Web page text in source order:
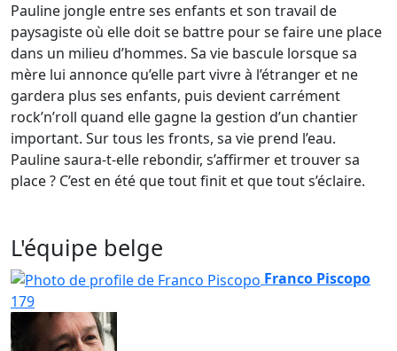
Pauline jongle entre ses enfants et son travail de
paysagiste où elle doit se battre pour se faire une place
dans un milieu d’hommes. Sa vie bascule lorsque sa
mère lui annonce qu’elle part vivre à l’étranger et ne
gardera plus ses enfants, puis devient carrément
rock’n’roll quand elle gagne la gestion d’un chantier
important. Sur tous les fronts, sa vie prend l’eau.
Pauline saura-t-elle rebondir, s’affirmer et trouver sa
place ? C’est en été que tout finit et que tout s’éclaire.
L'équipe belge
Franco Piscopo
179